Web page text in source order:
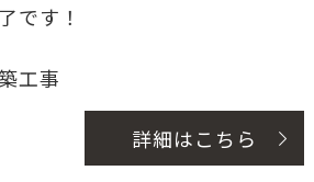
です！
工事
詳細はこちら